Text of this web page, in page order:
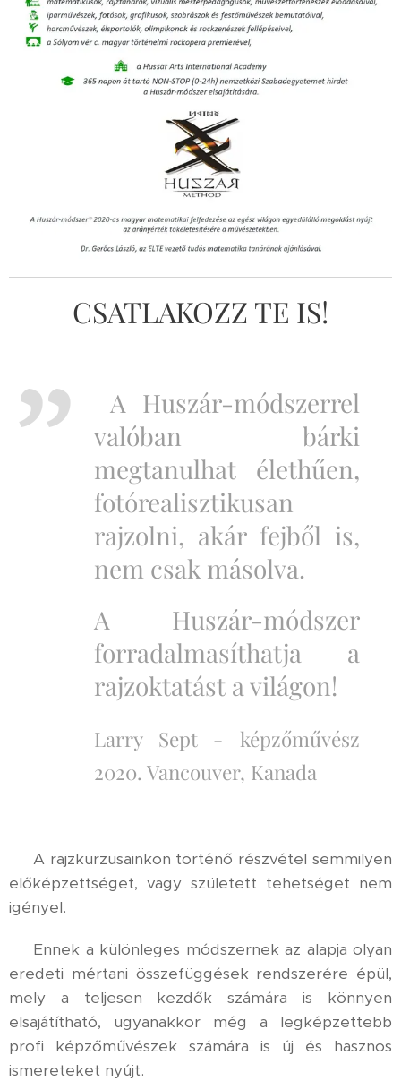
CSATLAKOZZ TE IS!
A Huszár-módszerrel
valóban bárki
megtanulhat élethűen,
fotórealisztikusan
rajzolni, akár fejből is,
nem csak másolva.
A Huszár-módszer
forradalmasíthatja a
rajzoktatást a világon!
Larry Sept -
képzőművész
2020. Vancouver, Kanada
⚜️ A rajzkurzusainkon történő részvétel semmilyen
előképzettséget, vagy született tehetséget nem
igényel.
⚜️ Ennek a különleges módszernek az alapja olyan
eredeti mértani összefüggések rendszerére épül,
mely a teljesen kezdők számára is könnyen
elsajátítható, ugyanakkor még a legképzettebb
profi képzőművészek számára is új és hasznos
ismereteket nyújt.